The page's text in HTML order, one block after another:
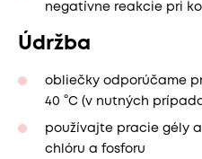
negatívne reakcie pri
Údržba
obliečky odporúčame
40 °C (v nutných
používajte pracie gély
chlóru a fosforu